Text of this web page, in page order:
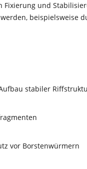
und
beispielsweise
stabiler
vor Borstenwürmern